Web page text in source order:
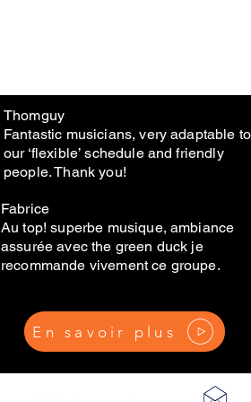
Thomguy
Fantastic musicians, very adaptable to
our ‘flexible’ schedule and friendly
people. Thank you!
Fabrice
Au top! superbe musique, ambiance
assurée avec the green duck je
recommande vivement ce groupe.
En savoir plus